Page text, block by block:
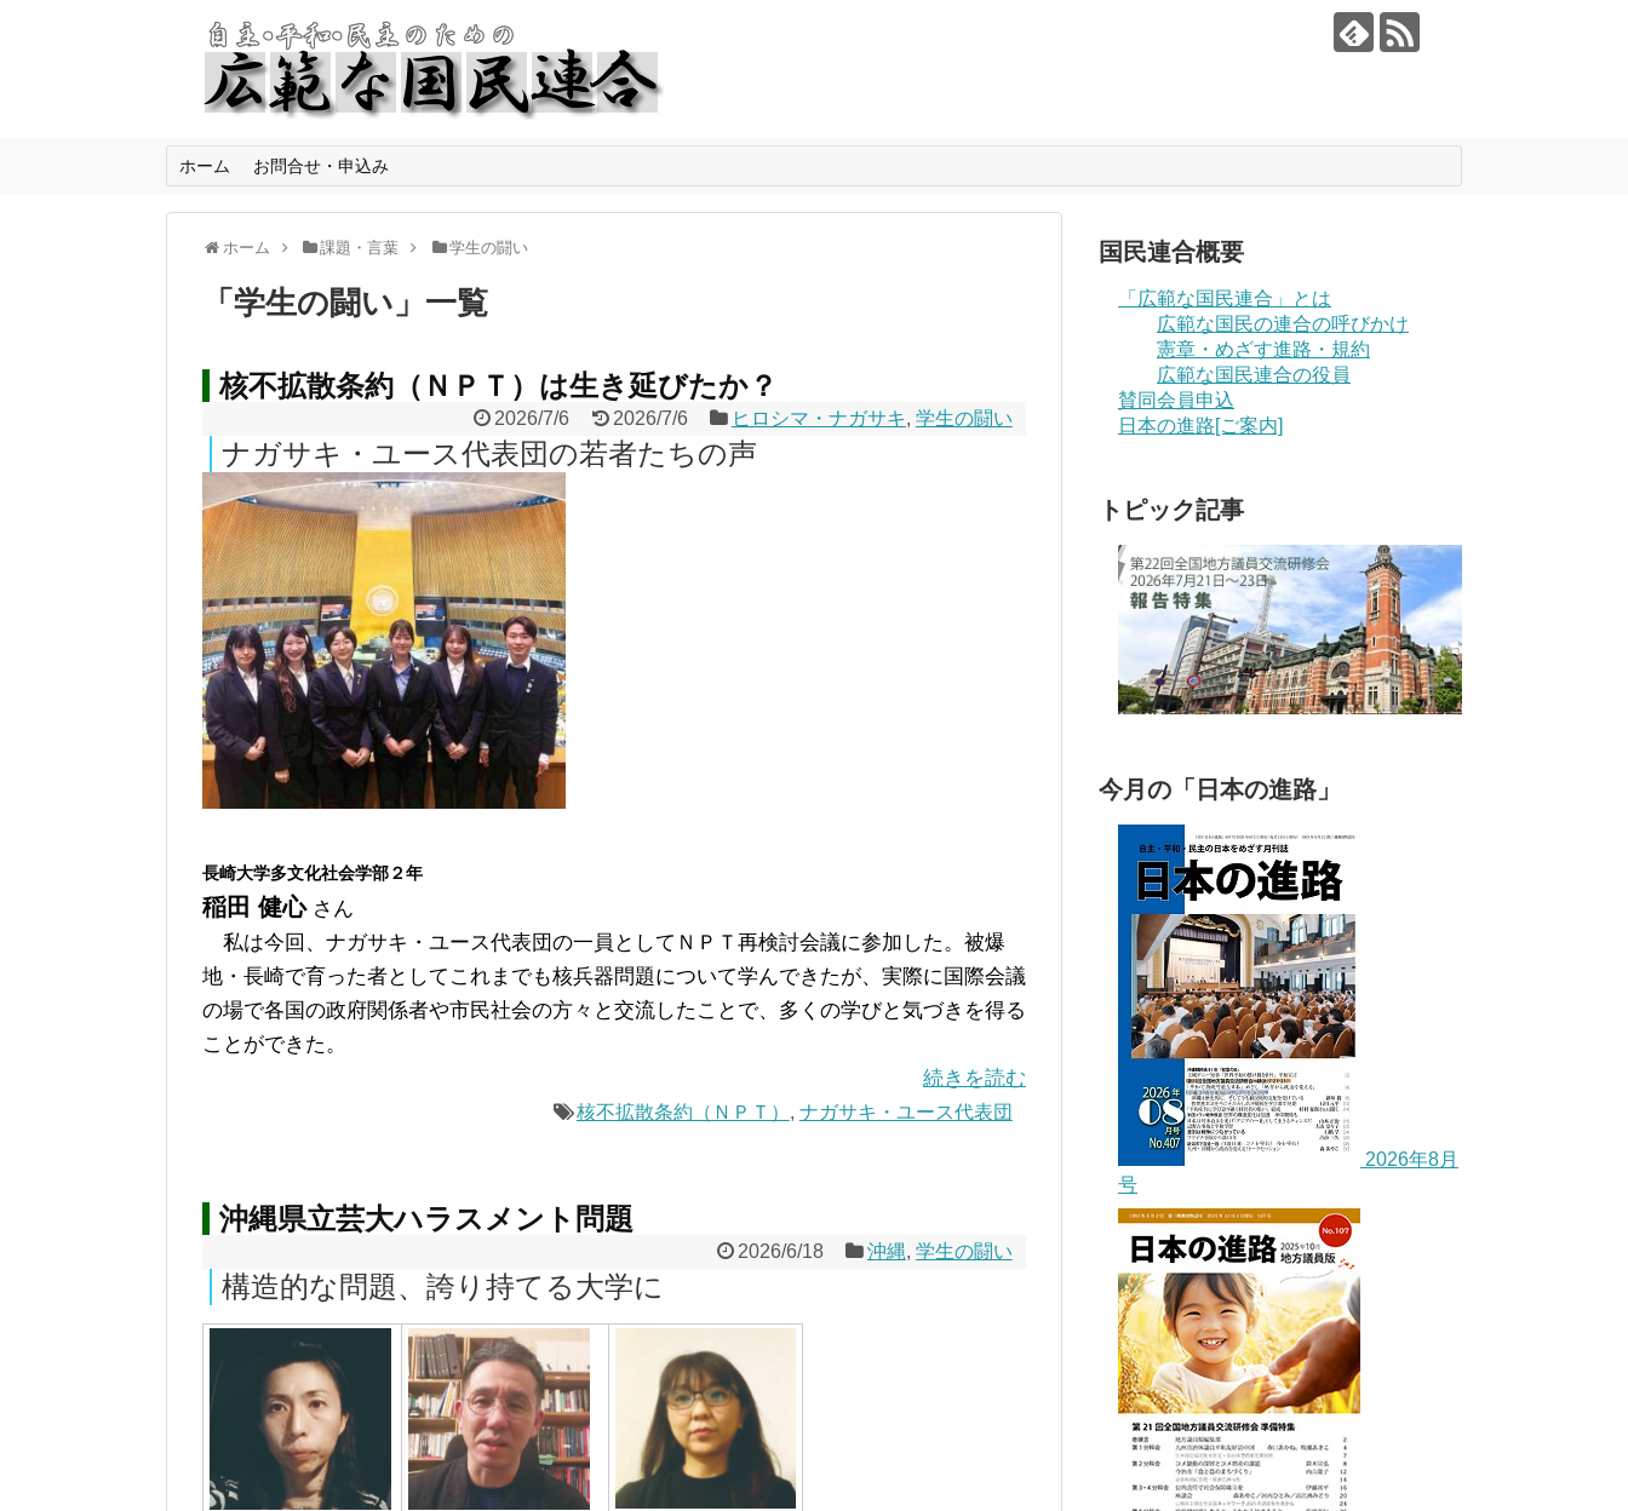
ホーム お問合せ・申込み
ホーム 課題・言葉 学生の闘い
「 学生の闘い 」 一覧
核不拡散条約（ＮＰＴ）は生き延びたか？
2026/7/6 2026/7/6 ヒロシマ・ナガサキ, 学生の闘い
ナガサキ・ユース代表団の若者たちの声
長崎大学多文化社会学部２年
稲田 健心さん
私は今回、ナガサキ・ユース代表団の一員としてＮＰＴ再検討会議に参加した。被爆
地・長崎で育った者としてこれまでも核兵器問題について学んできたが、実際に国際会議
の場で各国の政府関係者や市民社会の方々と交流したことで、多くの学びと気づきを得る
ことができた。
続きを読む
核不拡散条約（ＮＰＴ） , ナガサキ・ユース代表団
沖縄県立芸大ハラスメント問題
2026/6/18 沖縄, 学生の闘い
構造的な問題、誇り持てる大学に
国民連合概要
「広範な国民連合」とは
広範な国民の連合の呼びかけ
憲章・めざす進路・規約
広範な国民連合の役員
賛同会員申込
日本の進路[ご案内]
トピック記事
今月の「日本の進路」
2026年8月
号